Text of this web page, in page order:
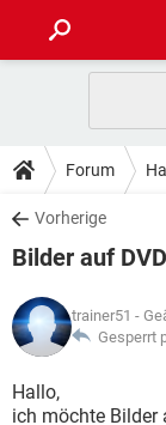
ANDROID
WINDOWS 10
WHATSAPP
FACEBOOK
TIPPS & TRICKS
SPIELE
WHATSAPP
FACEBOOK
DOWNLOADS
SPIELE
ANDROID
WINDOWS 10
WHATSAPP
FACEBOOK
SPIELE
ANDROID
WINDOWS 10
LEXIKON
SPIELE
ANDROID
Forum
Vorherige
Bilder auf
trainer51 -
Gesperrt
Hallo,
ich möchte Bilder